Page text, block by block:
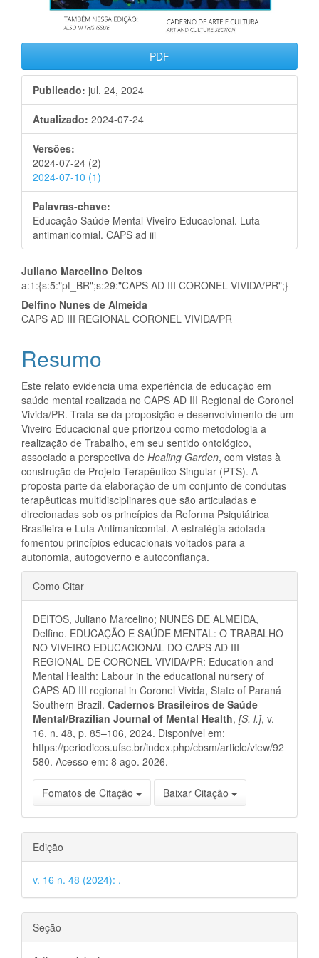
PDF
Publicado: jul. 24, 2024
Atualizado: 2024-07-24
Versões:
2024-07-24 (2)
2024-07-10 (1)
Palavras-chave:
Educação Saúde Mental Viveiro Educacional. Luta
antimanicomial. CAPS ad iii
Conteúdo
do
artigo
principal
Juliano Marcelino Deitos
a:1:{s:5:"pt_BR";s:29:"CAPS AD III CORONEL VIVIDA/PR";}
Delfino Nunes de Almeida
CAPS AD III REGIONAL CORONEL VIVIDA/PR
Resumo
Este relato evidencia uma experiência de educação em
saúde mental realizada no CAPS AD III Regional de Coronel
Vivida/PR. Trata-se da proposição e desenvolvimento de um
Viveiro Educacional que priorizou como metodologia a
realização de Trabalho, em seu sentido ontológico,
associado a perspectiva de Healing Garden, com vistas à
construção de Projeto Terapêutico Singular (PTS). A
proposta parte da elaboração de um conjunto de condutas
terapêuticas multidisciplinares que são articuladas e
direcionadas sob os princípios da Reforma Psiquiátrica
Brasileira e Luta Antimanicomial. A estratégia adotada
fomentou princípios educacionais voltados para a
autonomia, autogoverno e autoconfiança.
Detalhes
do
artigo
Como Citar
DEITOS, Juliano Marcelino; NUNES DE ALMEIDA,
Delfino. EDUCAÇÃO E SAÚDE MENTAL: O TRABALHO
NO VIVEIRO EDUCACIONAL DO CAPS AD III
REGIONAL DE CORONEL VIVIDA/PR: Education and
Mental Health: Labour in the educational nursery of
CAPS AD III regional in Coronel Vivida, State of Paraná
Southern Brazil. Cadernos Brasileiros de Saúde
Mental/Brazilian Journal of Mental Health, [S. l.], v.
16, n. 48, p. 85–106, 2024. Disponível em:
https://periodicos.ufsc.br/index.php/cbsm/article/view/92
580. Acesso em: 8 ago. 2026.
Fomatos de Citação Baixar Citação
Edição
v. 16 n. 48 (2024): .
Seção